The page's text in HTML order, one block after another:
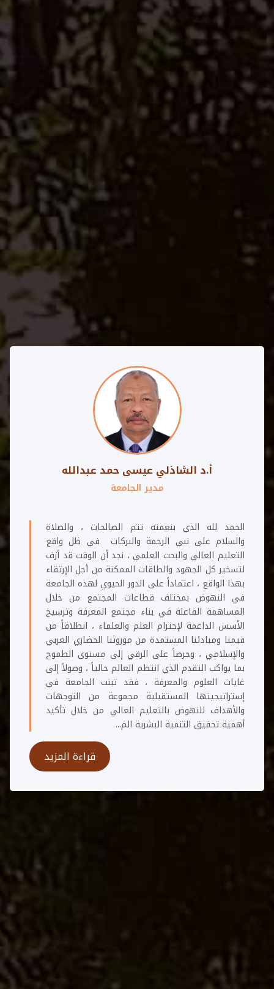
أ.د الشاذلي عيسى حمد عبدالله
مدير الجامعة
الحمد لله الذي بنعمته تتم الصالحات ، والصلاة
والسلام على نبي الرحمة والبركات في ظل واقع
التعليم العالي والبحث العلمي ، نجد أن الوقت قد أزف
لتسخير كل الجهود والطاقات الممكنة من أجل الإرتقاء
بهذا الواقع ، اعتماداً على الدور الحيوي لهذه الجامعة
في النهوض بمختلف قطاعات المجتمع من خلال
المساهمة الفاعلة في بناء مجتمع المعرفة وترسيخ
الأسس الداعمة لإحترام العلم والعلماء ، انطلاقاً من
قيمنا ومبادئنا المستمدة من موروثنا الحضاري العربي
والإسلامي ، وحرصاً على الرقي إلى مستوى الطموح
بما يواكب التقدم الذي انتظم العالم حالياً ، وصولاً إلى
غايات العلوم والمعرفة ، فقد تبنت الجامعة في
إستراتيجيتها المستقبلية مجموعة من التوجهات
والأهداف للنهوض بالتعليم العالي من خلال تأكيد
أهمية تحقيق التنمية البشرية الم...
قراءة المزيد